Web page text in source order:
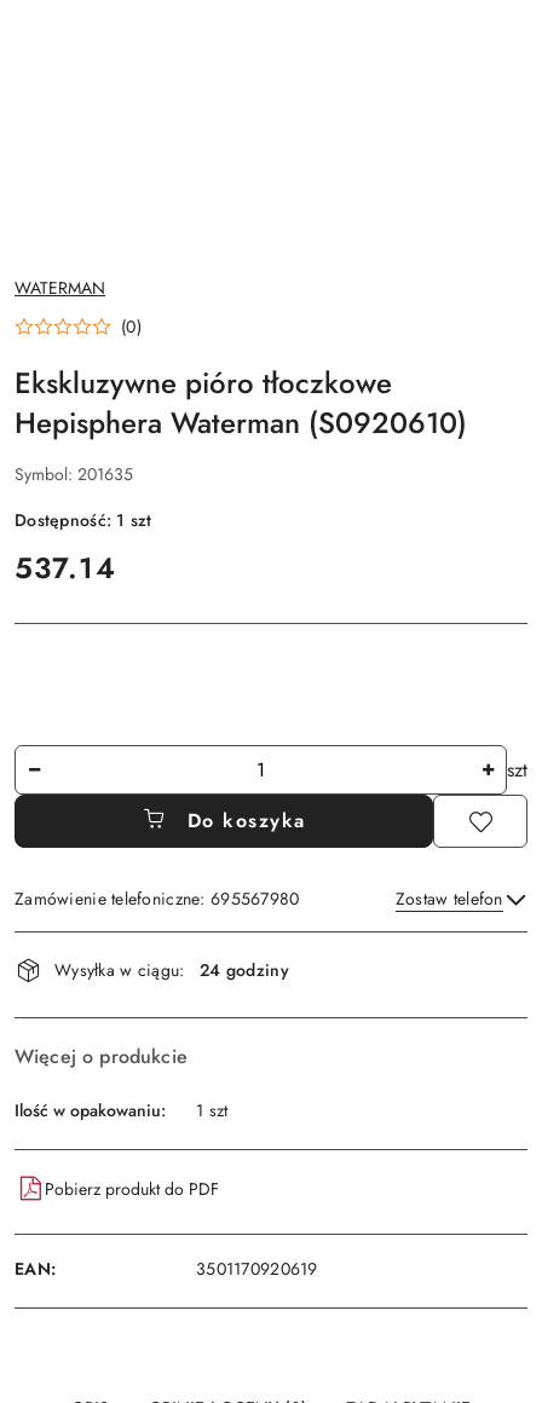
NAZWA
PRODUCENTA:
WATERMAN
(0)
Ekskluzywne pióro tłoczkowe
Hepisphera Waterman (S0920610)
Symbol: 201635
Dostępność: 1 szt
cena:
537.14
Ilość
szt
Do koszyka
Zamówienie telefoniczne: 695567980 Zostaw telefon
Dostępność
i
dostawa
Wysyłka w ciągu: 24 godziny
Więcej o produkcie
Ilość w opakowaniu: 1 szt
Pobierz produkt do PDF
EAN: 3501170920619